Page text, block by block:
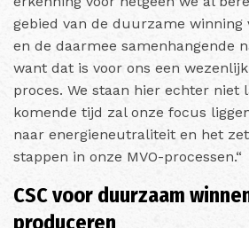
gebied van de duurzame winning
en de daarmee samenhangende
want dat is voor ons een
proces. We staan hier echter niet
komende tijd zal onze focus
naar energieneutraliteit en het
stappen in onze MVO-processen.“
CSC voor duurzaam
produceren